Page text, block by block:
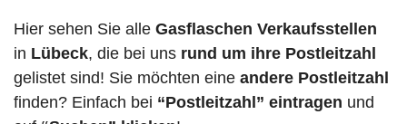
Hier sehen Sie alle Gasflaschen Verkaufsstellen
in Lübeck, die bei uns rund um ihre Postleitzahl
gelistet sind! Sie möchten eine andere Postleitzahl
finden? Einfach bei “Postleitzahl” eintragen und